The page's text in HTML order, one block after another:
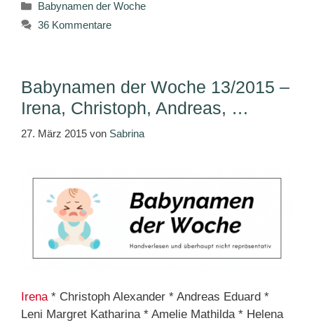
Kategorien
Babynamen der Woche
36 Kommentare
Babynamen der Woche 13/2015 –
Irena, Christoph, Andreas, …
27. März 2015 von Sabrina
Irena * Christoph Alexander * Andreas Eduard *
Leni Margret Katharina * Amelie Mathilda * Helena